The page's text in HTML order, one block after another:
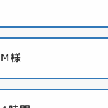
M様